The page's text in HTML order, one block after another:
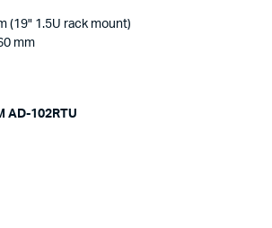
(19" 1.5U rack mount)
mm
AD-102RTU